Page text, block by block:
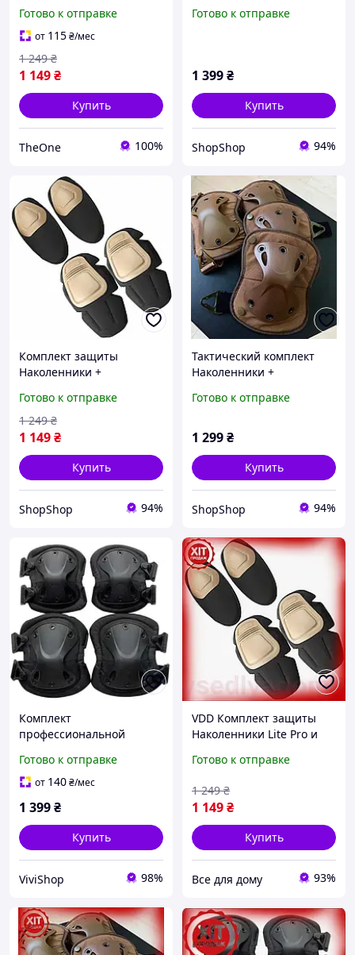
ударопрочного пластика
(Коричневый) "TheOne"
Готово к отправке
от 115₴/мес
1 149₴
1 249 ₴
Купить
TheOne 100%
ударопрочного пластика
Готово к отправке
1 399₴
Купить
ShopShop 94%
Комплект защиты
Наколенники +
ударопрочного пластика
(Коричневый)
Готово к отправке
1 149₴
1 249 ₴
Купить
ShopShop 94%
Тактический комплект
Наколенники +
ударопрочного пластика
Готово к отправке
1 299₴
Купить
ShopShop 94%
Комплект
профессиональной
наколенники и
налокотники из
черного цвета
Готово к отправке
от 140₴/мес
1 399₴
Купить
ViviShop 98%
VDD Комплект защиты
Наколенники Lite Pro и
ударопрочного пластика
Готово к отправке
1 149₴
1 249 ₴
Купить
Все для дому 93%